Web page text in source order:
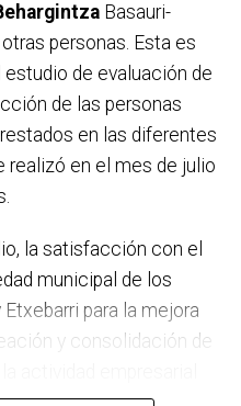
Basauri-
personas. Esta es
de evaluación de
de las personas
en las diferentes
realizó en el mes de julio
la satisfacción con el
municipal de los
para la mejora
y consolidación de